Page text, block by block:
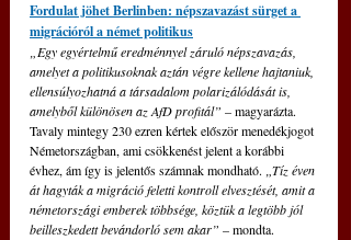
Fordulat jöhet Berlinben: népszavazást sürget a
migrációról a német politikus
„Egy egyértelmű eredménnyel záruló népszavazás,
amelyet a politikusoknak aztán végre kellene hajtaniuk,
ellensúlyozhatná a társadalom polarizálódását is,
amelyből különösen az AfD profitál” – magyarázta.
Tavaly mintegy 230 ezren kértek először menedékjogot
Németországban, ami csökkenést jelent a korábbi
évhez, ám így is jelentős számnak mondható. „Tíz éven
át hagyták a migráció feletti kontroll elvesztését, amit a
németországi emberek többsége, köztük a legtöbb jól
beilleszkedett bevándorló sem akar” – mondta.